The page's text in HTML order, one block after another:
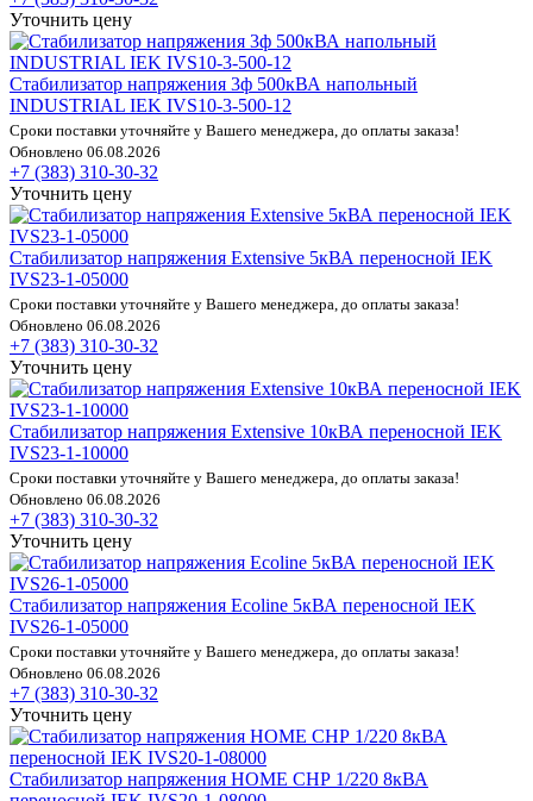
Уточнить цену
Стабилизатор напряжения 3ф 500кВА напольный
INDUSTRIAL IEK IVS10-3-500-12
Сроки поставки уточняйте у Вашего менеджера, до оплаты заказа!
Обновлено 06.08.2026
+7 (383) 310-30-32
Уточнить цену
Стабилизатор напряжения Extensive 5кВА переносной IEK
IVS23-1-05000
Сроки поставки уточняйте у Вашего менеджера, до оплаты заказа!
Обновлено 06.08.2026
+7 (383) 310-30-32
Уточнить цену
Стабилизатор напряжения Extensive 10кВА переносной IEK
IVS23-1-10000
Сроки поставки уточняйте у Вашего менеджера, до оплаты заказа!
Обновлено 06.08.2026
+7 (383) 310-30-32
Уточнить цену
Стабилизатор напряжения Ecoline 5кВА переносной IEK
IVS26-1-05000
Сроки поставки уточняйте у Вашего менеджера, до оплаты заказа!
Обновлено 06.08.2026
+7 (383) 310-30-32
Уточнить цену
Стабилизатор напряжения HOME СНР 1/220 8кВА